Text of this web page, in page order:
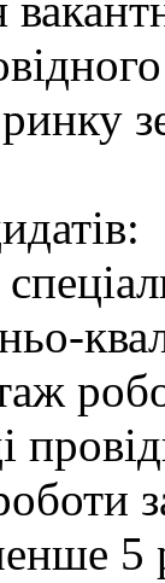
5